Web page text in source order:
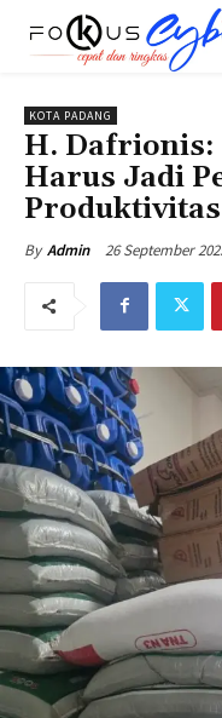
KOTA PADANG
H. Dafrionis:
Harus Jadi
By Admin 26 September